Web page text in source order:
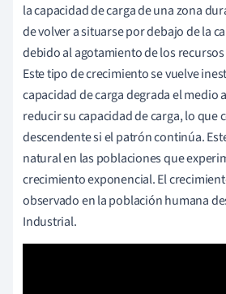
la capacidad de carga de una zona
de volver a situarse por debajo de la
debido al agotamiento de los
Este tipo de crecimiento se vuelve
capacidad de carga degrada el medio
reducir su capacidad de carga, lo que
descendente si el patrón continúa.
natural en las poblaciones que
crecimiento exponencial. El
observado en la población humana
Industrial.